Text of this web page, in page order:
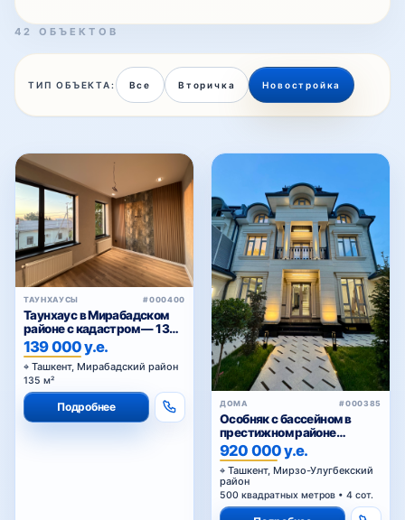
42 ОБЪЕКТОВ
ТИП ОБЪЕКТА: Все Вторичка Новостройка
ТАУНХАУСЫ #000400
Таунхаус в Мирабадском
районе с кадастром — 135
м² от застройщика
139 000 у.е.
Ташкент, Мирабадский район
135 м²
Подробнее ДОМА #000385
Особняк с бассейном в
престижном районе
Циолковского — для
комфортной и статусной
жизни
920 000 у.е.
Ташкент, Мирзо-Улугбекский
район
500 квадратных метров • 4 сот.